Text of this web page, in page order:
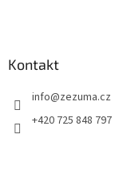
Kontakt
info@zezuma.cz
+420 725 848 797